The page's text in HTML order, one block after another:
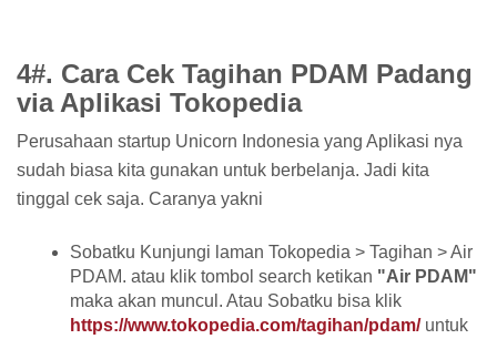
4#. Cara Cek Tagihan PDAM Padang
via Aplikasi Tokopedia
Perusahaan startup Unicorn Indonesia yang Aplikasi nya
sudah biasa kita gunakan untuk berbelanja. Jadi kita
tinggal cek saja. Caranya yakni
Sobatku Kunjungi laman Tokopedia > Tagihan > Air
PDAM. atau klik tombol search ketikan "Air PDAM"
maka akan muncul. Atau Sobatku bisa klik
https://www.tokopedia.com/tagihan/pdam/ untuk